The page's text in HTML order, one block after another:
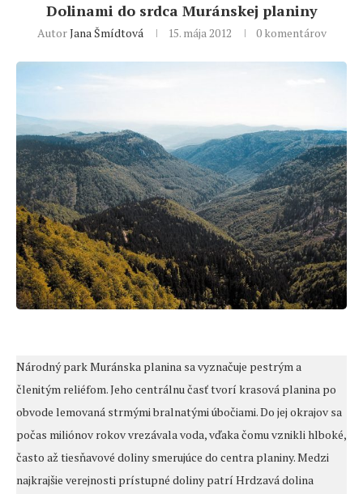
Dolinami do srdca Muránskej planiny
AutorJana Šmídtová 15. mája 2012 0 komentárov
Národný park Muránska planina sa vyznačuje pestrým a
členitým reliéfom. Jeho centrálnu časť tvorí krasová planina po
obvode lemovaná strmými bralnatými úbočiami. Do jej okrajov sa
počas miliónov rokov vrezávala voda, vďaka čomu vznikli hlboké,
často až tiesňavové doliny smerujúce do centra planiny. Medzi
najkrajšie verejnosti prístupné doliny patrí Hrdzavá dolina